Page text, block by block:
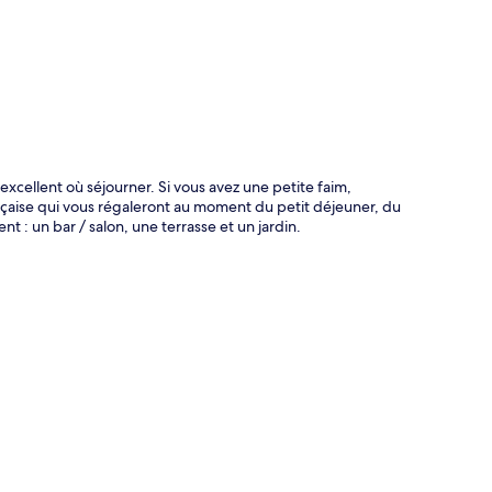
où séjourner. Si vous avez une petite faim,
qui vous régaleront au moment du petit déjeuner, du
: un bar / salon, une terrasse et un jardin.